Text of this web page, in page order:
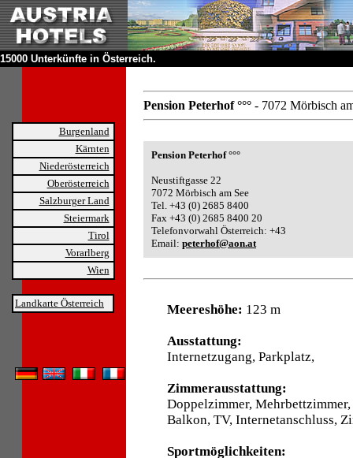
15000 Unterkünfte in Österreich.
Burgenland
Kärnten
Niederösterreich
Oberösterreich
Salzburger Land
Steiermark
Tirol
Vorarlberg
Wien
Landkarte Österreich
Pension Peterhof °°° - 7072 Mörbisch
Pension Peterhof °°°
Neustiftgasse 22
7072 Mörbisch am See
Tel. +43 (0) 2685 8400
Fax +43 (0) 2685 8400 20
Telefonvorwahl Österreich: +43
Email: peterhof@aon.at
Meereshöhe: 123 m
Ausstattung:
Internetzugang, Parkplatz,
Zimmerausstattung:
Doppelzimmer,
Balkon, TV, Internetanschluss,
Sportmöglichkeiten: